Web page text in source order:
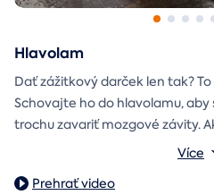
Hlavolam
Dať zážitkový darček len tak?
Schovajte ho do hlavolamu, aby
trochu zavariť mozgové závity.
objaví poukaz na zážitok i s
Vonkajšie rozmery: 15,5 × 8,5 × 5
Více
Prehrať video